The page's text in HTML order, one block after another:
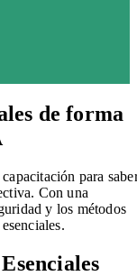
de forma
para
Con una
y los métodos